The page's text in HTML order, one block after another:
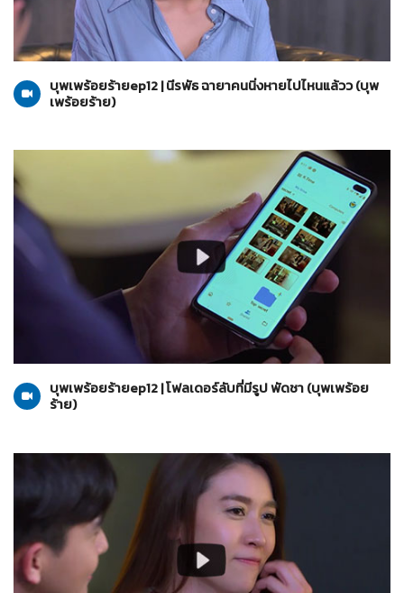
06-07-2565
บุพเพร้อยร้าย
บุพเพร้อยร้ายep12 | นีรพัธ ฉายาคนนิ่งหายไปไหนแล้วว (บุพ
เพร้อยร้าย)
บุพเพร้อยร้าย
บุพเพร้อยร้ายep12 | โฟลเดอร์ลับที่มีรูป พัดชา (บุพเพร้อย
ร้าย)